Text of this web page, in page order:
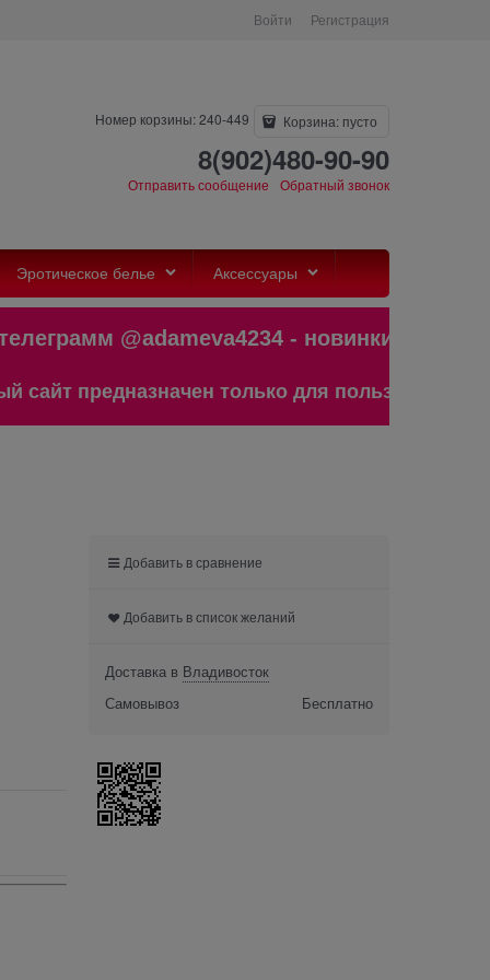
Войти Регистрация
Номер корзины: 240-449 Корзина: пусто
8(902)480-90-90
Отправить сообщение Обратный звонок
Эротическое белье Аксессуары
@adameva4234 -
предназначен только для пользователей
Добавить в сравнение
Добавить в список желаний
Доставка в Владивосток
Самовывоз
Бесплатно